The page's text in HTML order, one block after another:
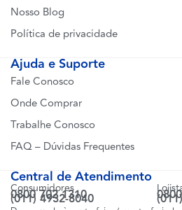
Nosso Blog
Política de privacidade
Ajuda e Suporte
Fale Conosco
Onde Comprar
Trabalhe Conosco
FAQ – Dúvidas Frequentes
Central de Atendimento
Consumidores
0800 702 1310
(011) 4932-8040